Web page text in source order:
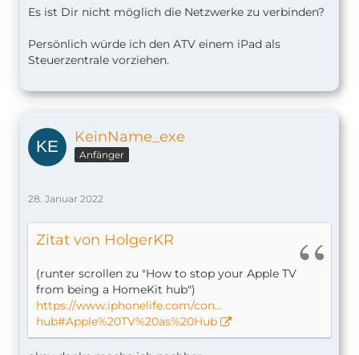
Es ist Dir nicht möglich die Netzwerke zu verbinden?
Persönlich würde ich den ATV einem iPad als
Steuerzentrale vorziehen.
KeinName_exe
Anfänger
28. Januar 2022
Zitat von HolgerKR
(runter scrollen zu "How to stop your Apple TV
from being a HomeKit hub")
https://www.iphonelife.com/con…
hub#Apple%20TV%20as%20Hub